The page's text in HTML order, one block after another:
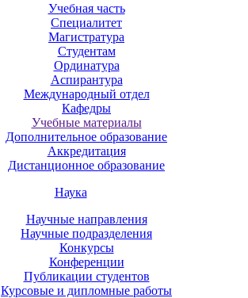
Учебная часть
Специалитет
Магистратура
Студентам
Ординатура
Аспирантура
Международный отдел
Кафедры
Учебные материалы
Дополнительное образование
Аккредитация
Дистанционное образование
Наука
Научные направления
Научные подразделения
Конкурсы
Конференции
Публикации студентов
Курсовые и дипломные работы